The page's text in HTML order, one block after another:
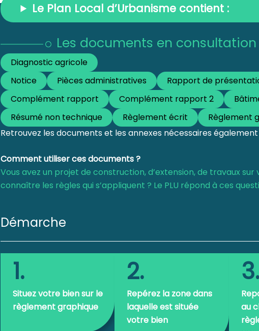
Le Plan Local d’Urbanisme contient :
Les documents en consultation
Diagnostic agricole
Notice
Pièces administratives Rapport de
Complément rapport
Complément rapport 2
Résumé non technique
Règlement écrit Règlement
Retrouvez les documents et les annexes nécessaires
Comment utiliser ces documents ?
Vous avez un projet de construction, d’extension, de travaux
connaître les règles qui s’appliquent ? Le PLU répond à ces
Démarche
1.
Situez votre bien sur le
règlement graphique
2.
Repérez la zone dans
laquelle est située
votre bien
3.
au